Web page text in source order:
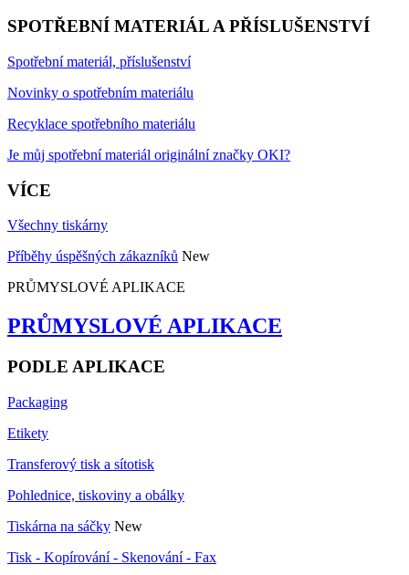
SPOTŘEBNÍ MATERIÁL A PŘÍSLUŠENSTVÍ
Spotřební materiál, příslušenství
Novinky o spotřebním materiálu
Recyklace spotřebního materiálu
Je můj spotřební materiál originální značky OKI?
VÍCE
Všechny tiskárny
Příběhy úspěšných zákazníků New
PRŮMYSLOVÉ APLIKACE
PRŮMYSLOVÉ APLIKACE
PODLE APLIKACE
Packaging
Etikety
Transferový tisk a sítotisk
Pohlednice, tiskoviny a obálky
Tiskárna na sáčky New
Tisk - Kopírování - Skenování - Fax